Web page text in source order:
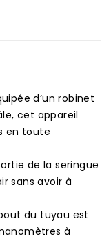
d’un robinet
cet appareil
en toute
de la seringue
sans avoir à
du tuyau est
à